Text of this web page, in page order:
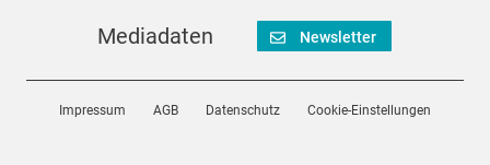
Mediadaten Newsletter
Impressum AGB Datenschutz Cookie-Einstellungen